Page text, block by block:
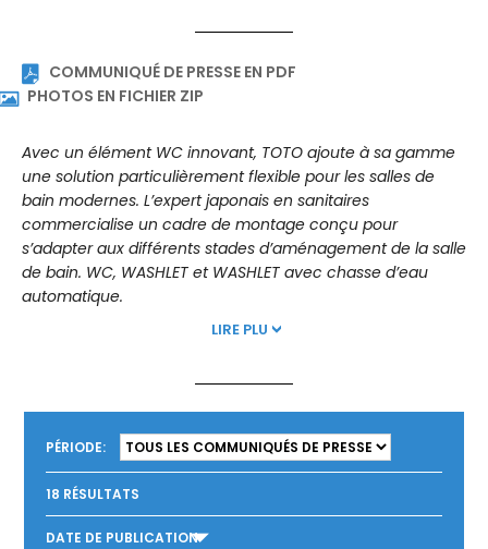
sans moteur et peut dans ce cas être équipé d’un
moteur à tout moment. Cette option est nécessaire pour
COMMUNIQUÉ DE PRESSE EN PDF
PHOTOS EN FICHIER ZIP
Avec un élément WC innovant, TOTO ajoute à sa gamme
s’adapter aux différents stades d’aménagement de la salle
de bain. WC, WASHLET et WASHLET avec chasse d’eau
automatique.